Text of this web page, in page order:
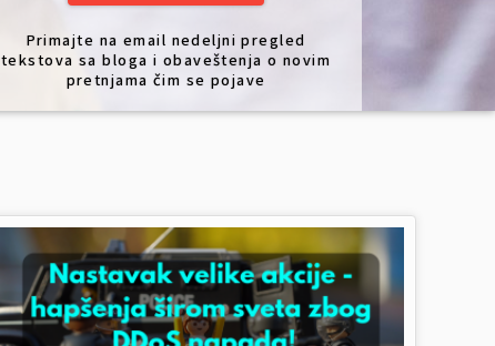
Primajte na email nedeljni pregled
tekstova sa bloga i obaveštenja o novim
pretnjama čim se pojave